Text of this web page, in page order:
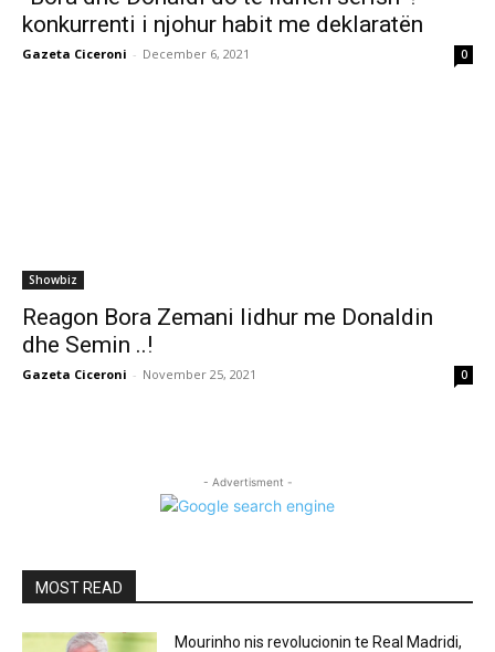
konkurrenti i njohur habit me deklaratën
Gazeta Ciceroni - December 6, 2021 0
Showbiz
Reagon Bora Zemani lidhur me Donaldin
dhe Semin ..!
Gazeta Ciceroni - November 25, 2021 0
- Advertisment -
MOST READ
Mourinho nis revolucionin te Real Madridi,